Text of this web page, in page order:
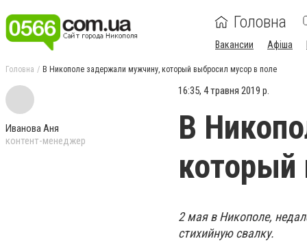
Головна
Вакансии Афіша
Головна В Никополе задержали мужчину, который выбросил мусор в поле
Иванова Аня
контент-менеджер
16:35, 4 травня 2019 р.
В
который
2 мая в Никополе,
стихийную свалку.